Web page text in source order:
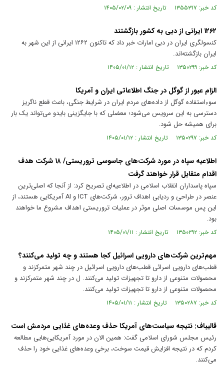
کد خبر: ۱۳۵۵۳۱۷ تاریخ انتشار : ۱۴۰۵/۰۲/۰۹
۱۲۶۲ ایرانی از دبی به کشور بازگشتند
کنسولگری ایران در دبی امارات خبر داد که تاکنون ۱۲۶۲ ایرانی از این شهر به
ایران بازگشته‌اند.
کد خبر: ۱۳۵۰۲۹۹ تاریخ انتشار : ۱۴۰۵/۰۱/۱۲
الزام عبور از گوگل در جنگ اطلاعاتی ایران و آمریکا
سوءاستفاده گوگل از داده‌های مردم ایران در شرایط جنگی، باعث قطع ناگریز
دسترسی به این سرویس می‌شود؛ معضلی که با جایگزینی بایدو می‌تواند یک بار
برای همیشه حل شود.
کد خبر: ۱۳۵۰۲۹۷ تاریخ انتشار : ۱۴۰۵/۰۱/۱۲
اطلاعیه سپاه در مورد شرکت‌های جاسوسی تروریستی/ ۱۸ شرکت هدف
اقدام متقابل قرار خواهند گرفت
سپاه پاسداران انقلاب اسلامی در اطلاعیه‌ای تصریح کرد: از آنجا که اصلی‌ترین
عنصر در طراحی و ردیابی اهداف ترور، شرکت‌های ICT و AI آمریکایی هستند، از
این پس موسسات اصلی موثر در عملیات تروریستی اهداف مشروع ما خواهند
بود.
کد خبر: ۱۳۵۰۲۹۲ تاریخ انتشار : ۱۴۰۵/۰۱/۱۱
مهم‌ترین شرکت‌های دارویی اسرائیل کجا هستند و چه تولید می‌کنند؟
قطب‌های دارویی اسرائی قطب‌های دارویی اسرائیل در چند شهر متمرکزند و
محصولات متنوعی از دارو تا تجهیزات تولید می‌کنند. ل در چند شهر متمرکزند و
محصولات متنوعی از دارو تا تجهیزات تولید می‌کنند.
کد خبر: ۱۳۵۰۲۸۷ تاریخ انتشار : ۱۴۰۵/۰۱/۱۱
قالیباف: نتیجه سیاست‌های آمریکا حذف وعده‌های غذایی مردمش است
رئیس مجلس شورای اسلامی گفت: همین الان در مورد آمریکایی‌هایی مطالعه
کردم که در نتیجه افزایش قیمت سوخت، برخی وعده‌های غذایی خود را حذف
می‌کنند.